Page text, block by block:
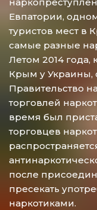
Евпатории,
туристов мест в
самые разные
Летом 2014 года,
Крым у Украины,
Правительство
торговлей
время был
торговцев
после
пресекать
наркотиками.